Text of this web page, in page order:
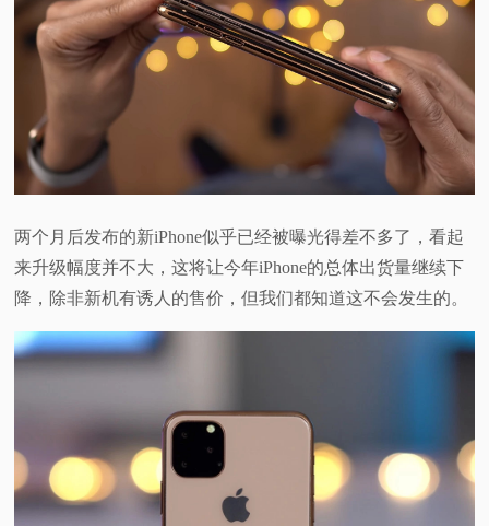
两个月后发布的新iPhone似乎已经被曝光得差不多了，看起
来升级幅度并不大，这将让今年iPhone的总体出货量继续下
降，除非新机有诱人的售价，但我们都知道这不会发生的。